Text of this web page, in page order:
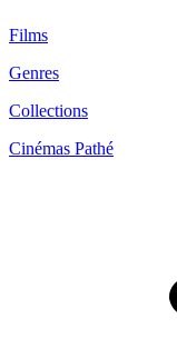
Films
Genres
Collections
Cinémas Pathé